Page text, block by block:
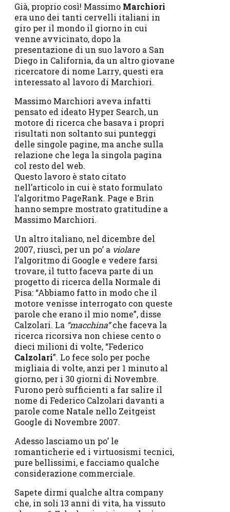
Già, proprio così! Massimo Marchiori
era uno dei tanti cervelli italiani in
giro per il mondo il giorno in cui
venne avvicinato, dopo la
presentazione di un suo lavoro a San
Diego in California, da un altro giovane
ricercatore di nome Larry, questi era
interessato al lavoro di Marchiori.
Massimo Marchiori aveva infatti
pensato ed ideato Hyper Search, un
motore di ricerca che basava i propri
risultati non soltanto sui punteggi
delle singole pagine, ma anche sulla
relazione che lega la singola pagina
col resto del web.
Questo lavoro è stato citato
nell’articolo in cui è stato formulato
l’algoritmo PageRank. Page e Brin
hanno sempre mostrato gratitudine a
Massimo Marchiori.
Un altro italiano, nel dicembre del
2007, riuscì, per un po’ a violare
l’algoritmo di Google e vedere farsi
trovare, il tutto faceva parte di un
progetto di ricerca della Normale di
Pisa: “Abbiamo fatto in modo che il
motore venisse interrogato con queste
parole che erano il mio nome”, disse
Calzolari. La “macchina”che faceva la
ricerca ricorsiva non chiese cento o
dieci milioni di volte, “Federico
Calzolari”. Lo fece solo per poche
migliaia di volte, anzi per 1 minuto al
giorno, per i 30 giorni di Novembre.
Furono però sufficienti a far salire il
nome di Federico Calzolari davanti a
parole come Natale nello Zeitgeist
Google di Novembre 2007.
Adesso lasciamo un po’ le
romanticherie ed i virtuosismi tecnici,
pure bellissimi, e facciamo qualche
considerazione commerciale.
Sapete dirmi qualche altra company
che, in soli 13 anni di vita, ha vissuto